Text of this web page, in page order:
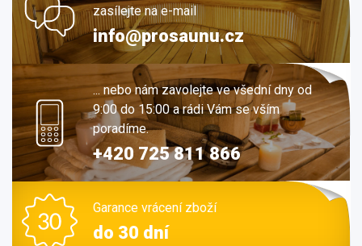
zasílejte na e-mail
info@prosaunu.cz
... nebo nám zavolejte ve všední dny od
9:00 do 15:00 a rádi Vám se vším
poradíme.
+420 725 811 866
Garance vrácení zboží
do 30 dní